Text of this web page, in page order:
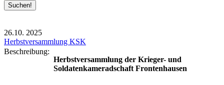
26.10. 2025
Herbstversammlung KSK
Beschreibung:
Herbstversammlung der Krieger- und
Soldatenkameradschaft Frontenhausen